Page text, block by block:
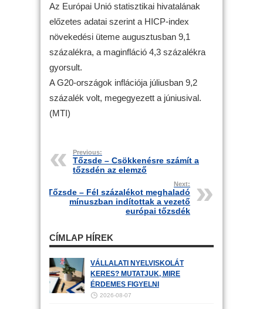
Az Európai Unió statisztikai hivatalának
előzetes adatai szerint a HICP-index
növekedési üteme augusztusban 9,1
százalékra, a maginfláció 4,3 százalékra
gyorsult.
A G20-országok inflációja júliusban 9,2
százalék volt, megegyezett a júniusival.
(MTI)
Previous:
Tőzsde – Csökkenésre számít a
tőzsdén az elemző
Next:
Tőzsde – Fél százalékot meghaladó
mínuszban indítottak a vezető
európai tőzsdék
CÍMLAP HÍREK
VÁLLALATI NYELVISKOLÁT
KERES? MUTATJUK, MIRE
ÉRDEMES FIGYELNI
2026-08-07